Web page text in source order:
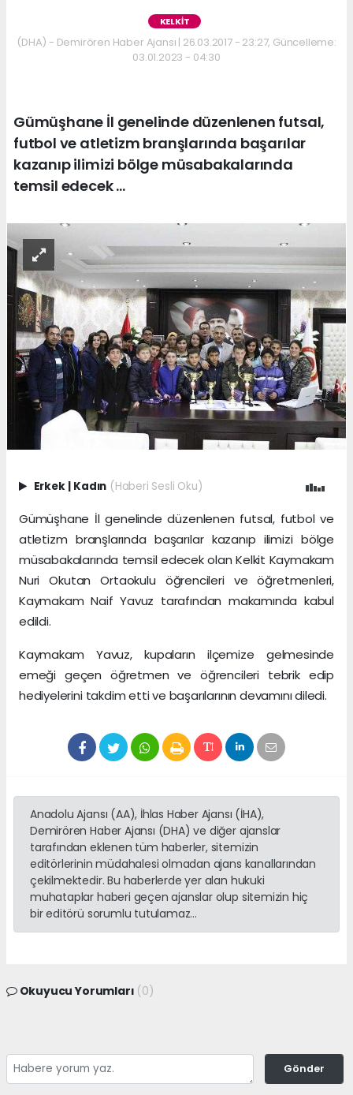
KELKİT
(DHA) - Demirören Haber Ajansı | 26.03.2017 - 23:27, Güncelleme:
03.01.2023 - 04:30
Gümüşhane İl genelinde düzenlenen futsal,
futbol ve atletizm branşlarında başarılar
kazanıp ilimizi bölge müsabakalarında
temsil edecek ...
Erkek | Kadın (Haberi Sesli Oku)
Gümüşhane İl genelinde düzenlenen futsal, futbol ve
atletizm branşlarında başarılar kazanıp ilimizi bölge
müsabakalarında temsil edecek olan Kelkit Kaymakam
Nuri Okutan Ortaokulu öğrencileri ve öğretmenleri,
Kaymakam Naif Yavuz tarafından makamında kabul
edildi.
Kaymakam Yavuz, kupaların ilçemize gelmesinde
emeği geçen öğretmen ve öğrencileri tebrik edip
hediyelerini takdim etti ve başarılarının devamını diledi.
Anadolu Ajansı (AA), İhlas Haber Ajansı (İHA),
Demirören Haber Ajansı (DHA) ve diğer ajanslar
tarafından eklenen tüm haberler, sitemizin
editörlerinin müdahalesi olmadan ajans kanallarından
çekilmektedir. Bu haberlerde yer alan hukuki
muhataplar haberi geçen ajanslar olup sitemizin hiç
bir editörü sorumlu tutulamaz...
Okuyucu Yorumları (0)
Gönder